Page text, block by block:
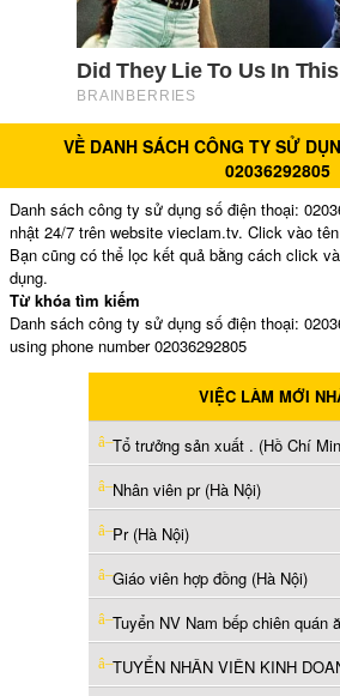
VỀ DANH SÁCH CÔNG TY SỬ
02036292805
Danh sách công ty sử dụng số điện thoại:
nhật 24/7 trên website vieclam.tv. Click vào
Bạn cũng có thể lọc kết quả bằng cách click
dụng.
Từ khóa tìm kiếm
Danh sách công ty sử dụng số điện thoại:
using phone number 02036292805
VIỆC LÀM MỚI
Tổ trưởng sản xuất . (Hồ Chí
Nhân viên pr (Hà Nội)
Pr (Hà Nội)
Giáo viên hợp đồng (Hà Nội)